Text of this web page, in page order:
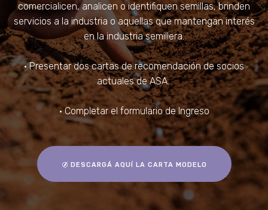
comercialicen, analicen o identifiquen semillas, brinden
servicios a la industria o aquellas que mantengan interés
en la industria semillera.
• Presentar dos cartas de recomendación de socios
actuales de ASA.
• Completar el formulario de Ingreso
DESCARGÁ AQUÍ LA CARTA MODELO